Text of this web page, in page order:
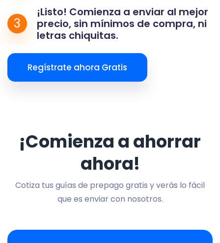
3
¡Listo! Comienza a enviar al mejor
precio, sin mínimos de compra, ni
letras chiquitas.
Regístrate ahora Gratis
¡Comienza a ahorrar
ahora!
Cotiza tus guías de prepago gratis y verás lo fácil
que es enviar con nosotros.